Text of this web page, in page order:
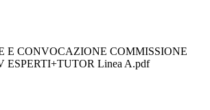
E CONVOCAZIONE COMMISSIONE
Linea A.pdf